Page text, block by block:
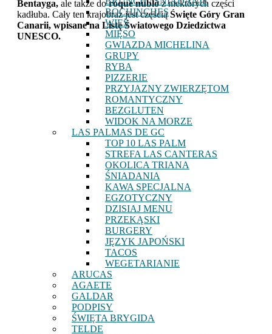
BOCHINCHES
WIEŚ
MIĘSO
GWIAZDA MICHELINA
GRUPY
RYBA
PIZZERIE
PRZYJAZNY ZWIERZĘTOM
ROMANTYCZNY
BEZGLUTEN
WIDOK NA MORZE
LAS PALMAS DE GC
TOP 10 LAS PALM
STREFA LAS CANTERAS
OKOLICA TRIANA
ŚNIADANIA
KAWA SPECJALNA
EGZOTYCZNY
DZISIAJ MENU
PRZEKĄSKI
BURGERY
JĘZYK JAPOŃSKI
TACOS
WEGETARIANIE
ARUCAS
AGAETE
GALDAR
PODPISY
ŚWIĘTA BRYGIDA
TELDE
Bentayga, ale także doroque nubloz niektórych części
kadłuba. Cały ten krajobraz jest częściąŚwięte Góry Gran
Canarii, wpisane na Listę Światowego Dziedzictwa
UNESCO.